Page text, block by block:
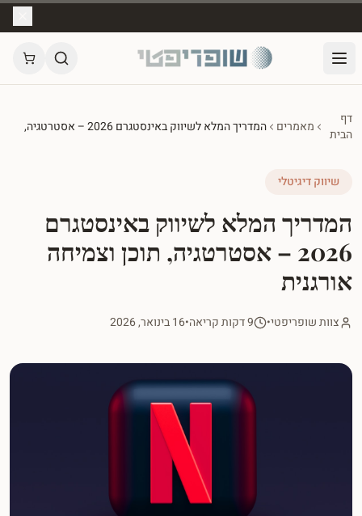
דף
הבית
מאמרים
המדריך המלא לשיווק באינסטגרם 2026 – אסטרטגיה,
שיווק דיגיטלי
המדריך המלא לשיווק באינסטגרם
2026 – אסטרטגיה, תוכן וצמיחה
אורגנית
צוות שופריפטי• 9 דקות קריאה •16 בינואר, 2026